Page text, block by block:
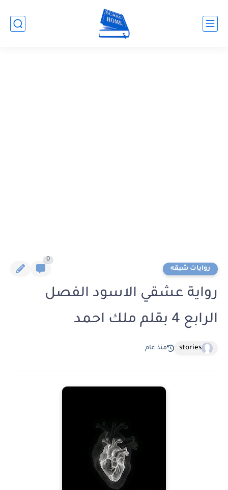
روايات شيقه
0
رواية عشقي الاسود الفصل
الرابع 4 بقلم ملك احمد
stories منذ عام